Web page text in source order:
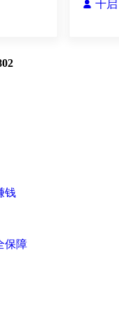
 千启
钱
保障